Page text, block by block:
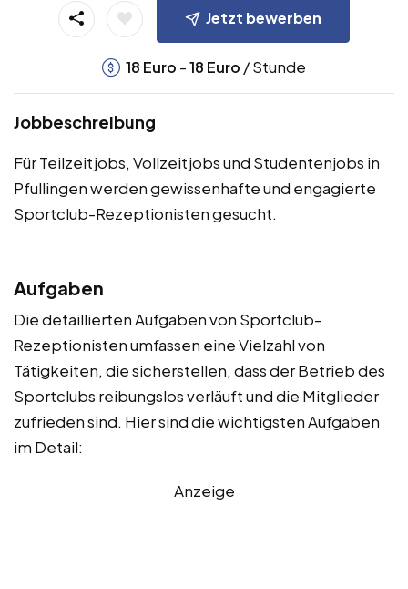
Jetzt bewerben
18 Euro -18 Euro / Stunde
Jobbeschreibung
Für Teilzeitjobs, Vollzeitjobs und Studentenjobs in
Pfullingen werden gewissenhafte und engagierte
Sportclub-Rezeptionisten gesucht.
Aufgaben
Die detaillierten Aufgaben von Sportclub-
Rezeptionisten umfassen eine Vielzahl von
Tätigkeiten, die sicherstellen, dass der Betrieb des
Sportclubs reibungslos verläuft und die Mitglieder
zufrieden sind. Hier sind die wichtigsten Aufgaben
im Detail:
Anzeige